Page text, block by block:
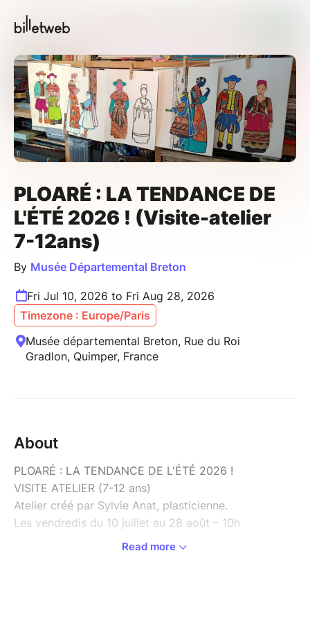
PLOARÉ : LA TENDANCE DE
L'ÉTÉ 2026 ! (Visite-atelier
7-12ans)
By Musée Départemental Breton
Fri Jul 10, 2026 to Fri Aug 28, 2026
Timezone : Europe/Paris
Musée départemental Breton, Rue du Roi
Gradlon, Quimper, France
About
PLOARÉ : LA TENDANCE DE L'ÉTÉ 2026 !
VISITE ATELIER (7-12 ans)
Atelier créé par Sylvie Anat, plasticienne.
Les vendredis du 10 juillet au 28 août – 10h
Read more